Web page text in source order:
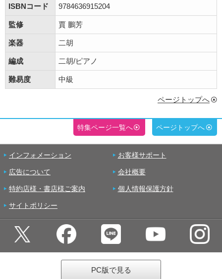
ISBNコード 9784636915204
監修 賈 鵬芳
楽器 二胡
編成 二胡/ピアノ
難易度 中級
ページトップへ
特集ページ一覧へ ページトップへ
インフォメーション お客様サポート
広告について 会社概要
特約店様・書店様ご案内 個人情報保護方針
サイトポリシー
PC版で見る